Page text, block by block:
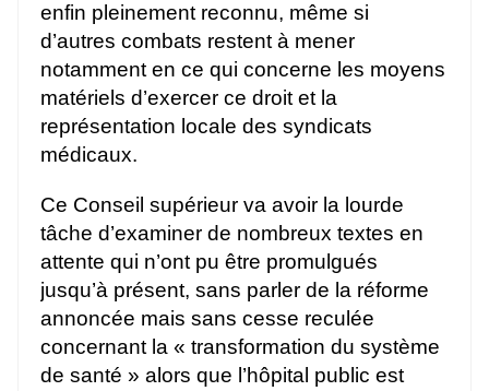
enfin pleinement reconnu, même si
d’autres combats restent à mener
notamment en ce qui concerne les moyens
matériels d’exercer ce droit et la
représentation locale des syndicats
médicaux.
Ce Conseil supérieur va avoir la lourde
tâche d’examiner de nombreux textes en
attente qui n’ont pu être promulgués
jusqu’à présent, sans parler de la réforme
annoncée mais sans cesse reculée
concernant la « transformation du système
de santé » alors que l’hôpital public est